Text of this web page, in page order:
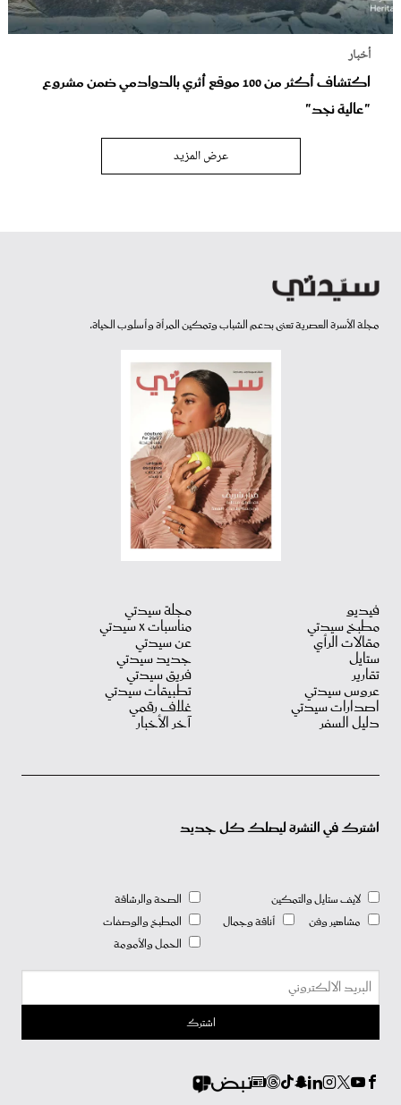
أخبار
اكتشاف أكثر من 100 موقع أثري بالدوادمي ضمن مشروع
"عالية نجد"
عرض المزيد
مجلة الأسرة العصرية تعنى بدعم الشباب وتمكين المرأة وأسلوب الحياة.
فيديو
مطبخ سيدتي
مقالات الرأي
ستايل
تقارير
عروس سيدتي
اصدارات سيدتي
دليل السفر
مجلة سيدتي
مناسبات X سيدتي
عن سيدتي
جديد سيدتي
فريق سيدتي
تطبيقات سيدتي
غلاف رقمي
آخر الأخبار
اشترك في النشرة ليصلك كل جديد
لايف ستايل والتمكين
مشاهير وفن
أناقة وجمال
الصحة والرشاقة
المطبخ والوصفات
الحمل والأمومة